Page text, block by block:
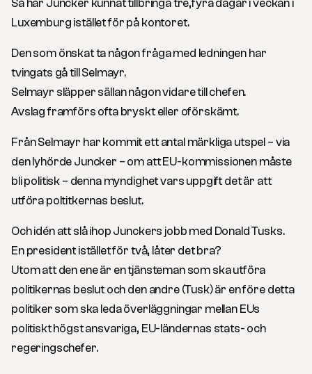
Så har Juncker kunnat tillbringa tre,fyra dagar i veckan i
Luxemburg istället för på kontoret.
Den som önskat ta någon fråga med ledningen har
tvingats gå till Selmayr.
Selmayr släpper sällan någon vidare till chefen.
Avslag framförs ofta bryskt eller oförskämt.
Från Selmayr har kommit ett antal märkliga utspel – via
den lyhörde Juncker – om att EU-kommissionen måste
bli politisk – denna myndighet vars uppgift det är att
utföra poltitkernas beslut.
Och idén att slå ihop Junckers jobb med Donald Tusks.
En president istället för två, låter det bra?
Utom att den ene är en tjänsteman som ska utföra
politikernas beslut och den andre (Tusk) är en före detta
politiker som ska leda överläggningar mellan EUs
politiskt högst ansvariga, EU-ländernas stats- och
regeringschefer.